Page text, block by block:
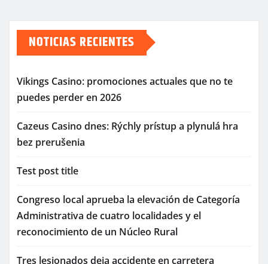
NOTICIAS RECIENTES
Vikings Casino: promociones actuales que no te
puedes perder en 2026
Cazeus Casino dnes: Rýchly prístup a plynulá hra
bez prerušenia
Test post title
Congreso local aprueba la elevación de Categoría
Administrativa de cuatro localidades y el
reconocimiento de un Núcleo Rural
Tres lesionados deja accidente en carretera